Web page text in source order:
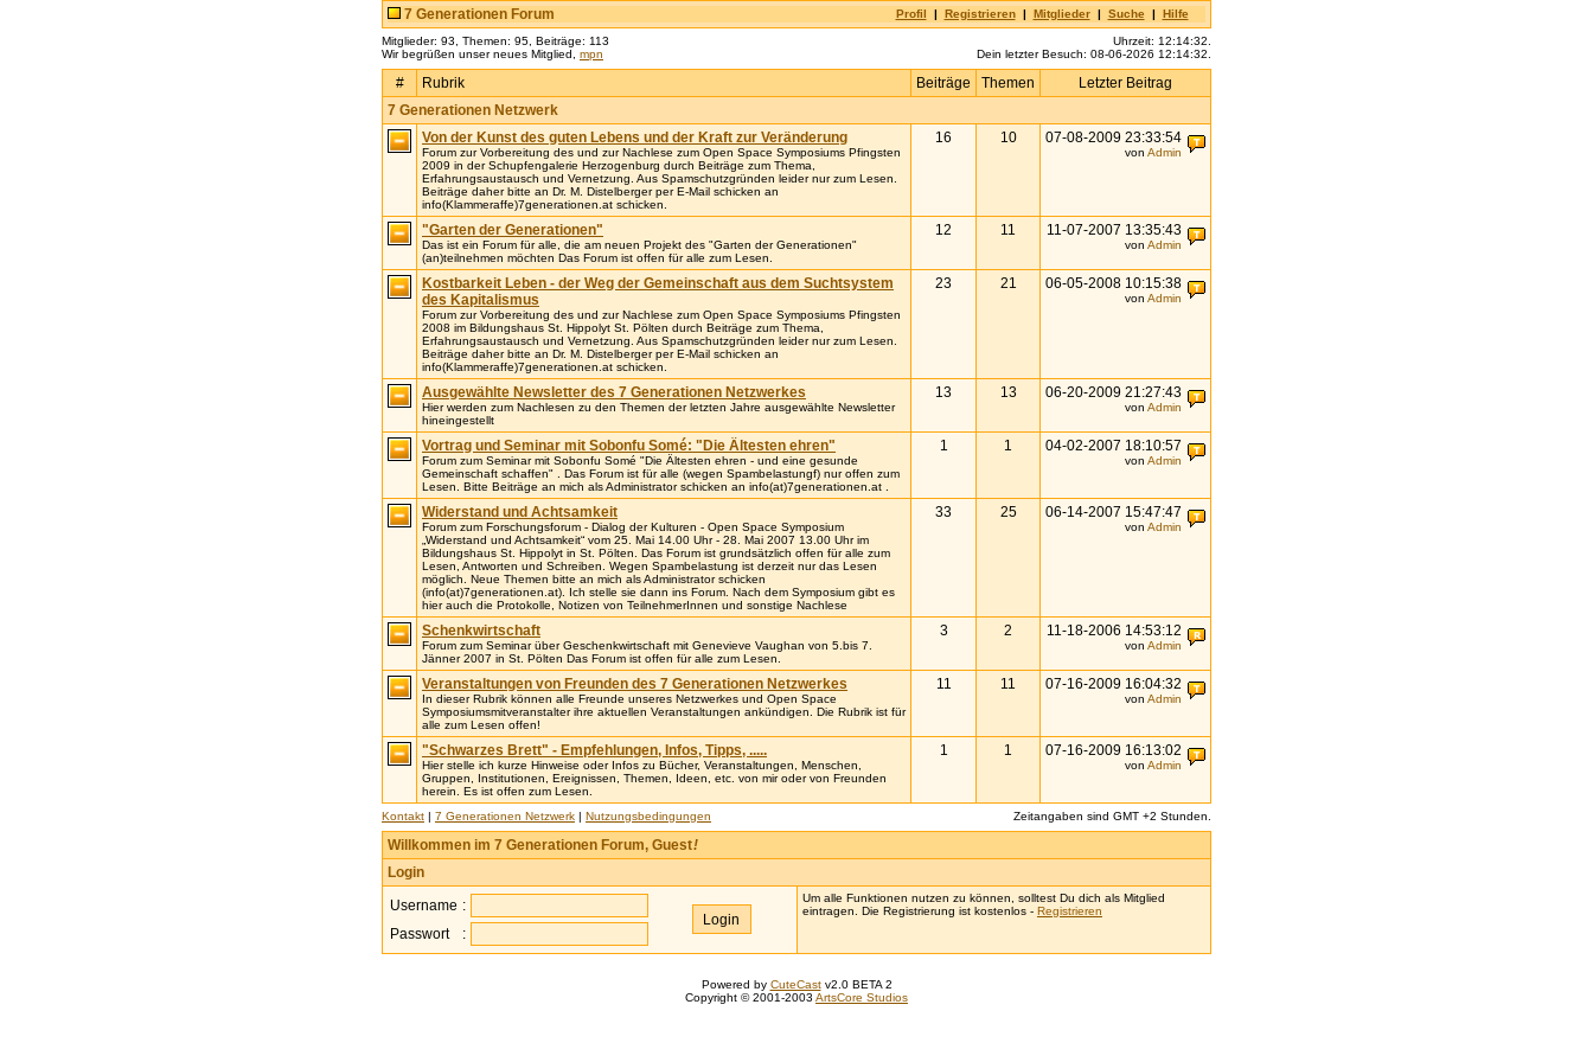
7 Generationen Forum Profil | Registrieren| Mitglieder| Suche | Hilfe
Mitglieder: 93, Themen: 95, Beiträge: 113
Wir begrüßen unser neues Mitglied, mpn
Uhrzeit: 12:14:32.
Dein letzter Besuch: 08-06-2026 12:14:32.
# Rubrik Beiträge Themen
Letzter Beitrag
7 Generationen Netzwerk
Von der Kunst des guten Lebens und der Kraft zur Veränderung
Forum zur Vorbereitung des und zur Nachlese zum Open Space Symposiums Pfingsten
2009 in der Schupfengalerie Herzogenburg durch Beiträge zum Thema,
Erfahrungsaustausch und Vernetzung. Aus Spamschutzgründen leider nur zum Lesen.
Beiträge daher bitte an Dr. M. Distelberger per E-Mail schicken an
info(Klammeraffe)7generationen.at schicken.
16 10 07-08-2009 23:33:54
von Admin
"Garten der Generationen"
Das ist ein Forum für alle, die am neuen Projekt des "Garten der Generationen"
(an)teilnehmen möchten Das Forum ist offen für alle zum Lesen.
12 11 11-07-2007 13:35:43
von Admin
Kostbarkeit Leben - der Weg der Gemeinschaft aus dem Suchtsystem
des Kapitalismus
Forum zur Vorbereitung des und zur Nachlese zum Open Space Symposiums Pfingsten
2008 im Bildungshaus St. Hippolyt St. Pölten durch Beiträge zum Thema,
Erfahrungsaustausch und Vernetzung. Aus Spamschutzgründen leider nur zum Lesen.
Beiträge daher bitte an Dr. M. Distelberger per E-Mail schicken an
info(Klammeraffe)7generationen.at schicken.
23 21 06-05-2008 10:15:38
von Admin
Ausgewählte Newsletter des 7 Generationen Netzwerkes
Hier werden zum Nachlesen zu den Themen der letzten Jahre ausgewählte Newsletter
hineingestellt
13 13 06-20-2009 21:27:43
von Admin
Vortrag und Seminar mit Sobonfu Somé: "Die Ältesten ehren"
Forum zum Seminar mit Sobonfu Somé "Die Ältesten ehren - und eine gesunde
Gemeinschaft schaffen" . Das Forum ist für alle (wegen Spambelastungf) nur offen zum
Lesen. Bitte Beiträge an mich als Administrator schicken an info(at)7generationen.at .
1 1 04-02-2007 18:10:57
von Admin
Widerstand und Achtsamkeit
Forum zum Forschungsforum - Dialog der Kulturen - Open Space Symposium
„Widerstand und Achtsamkeit“ vom 25. Mai 14.00 Uhr - 28. Mai 2007 13.00 Uhr im
Bildungshaus St. Hippolyt in St. Pölten. Das Forum ist grundsätzlich offen für alle zum
Lesen, Antworten und Schreiben. Wegen Spambelastung ist derzeit nur das Lesen
möglich. Neue Themen bitte an mich als Administrator schicken
(info(at)7generationen.at). Ich stelle sie dann ins Forum. Nach dem Symposium gibt es
hier auch die Protokolle, Notizen von TeilnehmerInnen und sonstige Nachlese
33 25 06-14-2007 15:47:47
von Admin
Schenkwirtschaft
Forum zum Seminar über Geschenkwirtschaft mit Genevieve Vaughan von 5.bis 7.
Jänner 2007 in St. Pölten Das Forum ist offen für alle zum Lesen.
3 2 11-18-2006 14:53:12
von Admin
Veranstaltungen von Freunden des 7 Generationen Netzwerkes
In dieser Rubrik können alle Freunde unseres Netzwerkes und Open Space
Symposiumsmitveranstalter ihre aktuellen Veranstaltungen ankündigen. Die Rubrik ist für
alle zum Lesen offen!
11 11 07-16-2009 16:04:32
von Admin
"Schwarzes Brett" - Empfehlungen, Infos, Tipps, .....
Hier stelle ich kurze Hinweise oder Infos zu Bücher, Veranstaltungen, Menschen,
Gruppen, Institutionen, Ereignissen, Themen, Ideen, etc. von mir oder von Freunden
herein. Es ist offen zum Lesen.
1 1 07-16-2009 16:13:02
von Admin
Kontakt | 7 Generationen Netzwerk | Nutzungsbedingungen Zeitangaben sind GMT +2 Stunden.
Willkommen im 7 Generationen Forum, Guest!
Login
Username :
Passwort
:
Um alle Funktionen nutzen zu können, solltest Du dich als Mitglied
eintragen. Die Registrierung ist kostenlos - Registrieren
Powered by CuteCastv2.0 BETA 2
Copyright © 2001-2003 ArtsCore Studios